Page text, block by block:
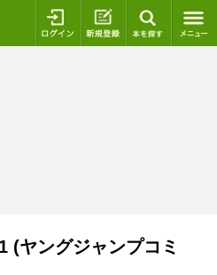
ログイン 新規登録
(ヤングジャンプコミ